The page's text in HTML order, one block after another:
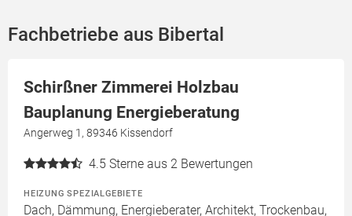
Fachbetriebe aus Bibertal
Schirßner Zimmerei Holzbau
Bauplanung Energieberatung
Angerweg 1, 89346 Kissendorf
4.5 Sterne aus 2 Bewertungen
HEIZUNG SPEZIALGEBIETE
Dach, Dämmung, Energieberater, Architekt, Trockenbau,